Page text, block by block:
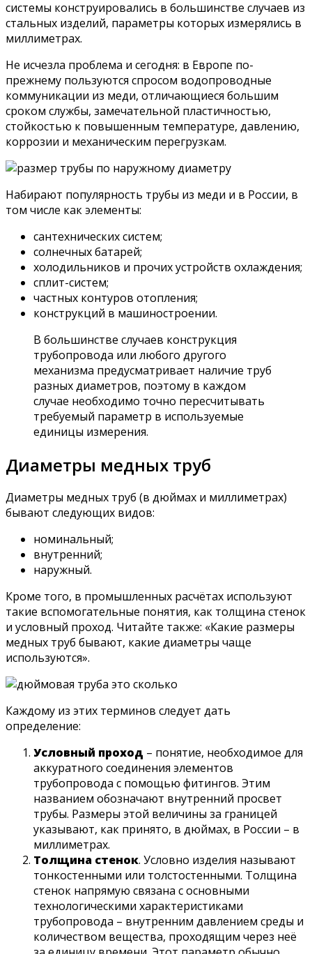
системы конструировались в большинстве случаев из
стальных изделий, параметры которых измерялись в
миллиметрах.
Не исчезла проблема и сегодня: в Европе по-
прежнему пользуются спросом водопроводные
коммуникации из меди, отличающиеся большим
сроком службы, замечательной пластичностью,
стойкостью к повышенным температуре, давлению,
коррозии и механическим перегрузкам.
Набирают популярность трубы из меди и в России, в
том числе как элементы:
сантехнических систем;
солнечных батарей;
холодильников и прочих устройств охлаждения;
сплит-систем;
частных контуров отопления;
конструкций в машиностроении.
В большинстве случаев конструкция
трубопровода или любого другого
механизма предусматривает наличие труб
разных диаметров, поэтому в каждом
случае необходимо точно пересчитывать
требуемый параметр в используемые
единицы измерения.
Диаметры медных труб
Диаметры медных труб (в дюймах и миллиметрах)
бывают следующих видов:
номинальный;
внутренний;
наружный.
Кроме того, в промышленных расчётах используют
такие вспомогательные понятия, как толщина стенок
и условный проход. Читайте также: «Какие размеры
медных труб бывают, какие диаметры чаще
используются».
Каждому из этих терминов следует дать
определение:
Условный проход – понятие, необходимое для
аккуратного соединения элементов
трубопровода с помощью фитингов. Этим
названием обозначают внутренний просвет
трубы. Размеры этой величины за границей
указывают, как принято, в дюймах, в России – в
миллиметрах.
Толщина стенок. Условно изделия называют
тонкостенными или толстостенными. Толщина
стенок напрямую связана с основными
технологическими характеристиками
трубопровода – внутренним давлением среды и
количеством вещества, проходящим через неё